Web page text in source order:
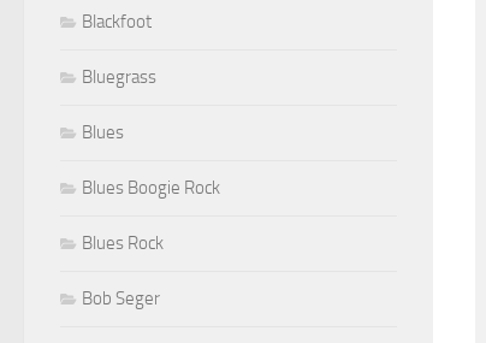
Blackfoot
Bluegrass
Blues
Blues Boogie Rock
Blues Rock
Bob Seger